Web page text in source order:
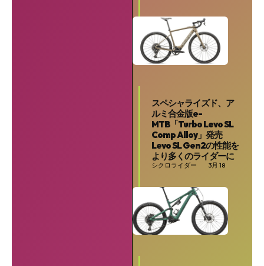
スペシャライズド、ア
ルミ合金版e-
MTB「Turbo Levo SL
Comp Alloy」発売
Levo SL Gen2の性能を
より多くのライダーに
シクロライダー 3月 18